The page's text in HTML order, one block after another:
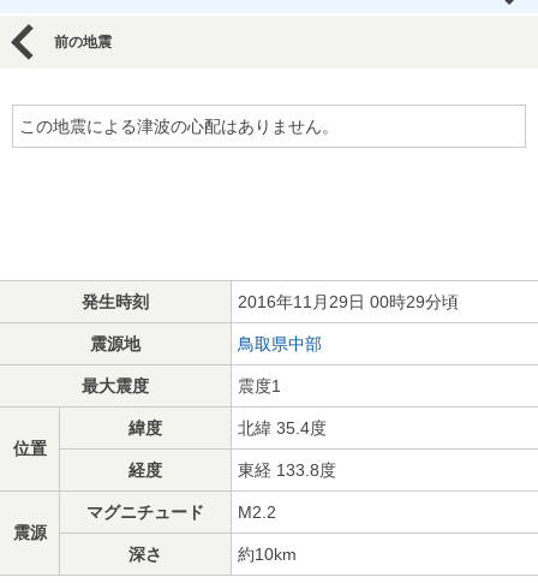
前の地震
この地震による津波の心配はありません。
発生時刻 2016年11月29日 00時29分頃
震源地 鳥取県中部
最大震度 震度1
位置
緯度 北緯 35.4度
経度 東経 133.8度
震源
マグニチュード M2.2
深さ 約10km